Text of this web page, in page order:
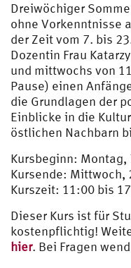
Dreiwöchiger
ohne Vorkenntnisse
der Zeit vom 7. bis
Dozentin Frau
und mittwochs von
Pause) einen
die Grundlagen der
Einblicke in die
östlichen Nachbarn
Kursbeginn: Montag,
Kursende: Mittwoch,
Kurszeit: 11:00 bis
Dieser Kurs ist für
kostenpflichtig!
hier. Bei Fragen